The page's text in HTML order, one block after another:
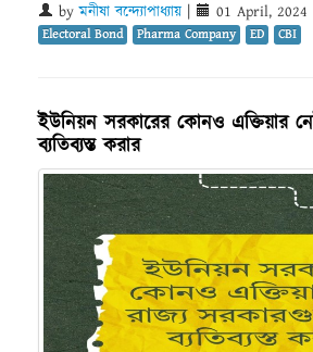
byমনীষা বন্দ্যোপাধ্যায় 01 April, 2024
Electoral Bond Pharma Company ED CBI
ইউনিয়ন সরকারের কোনও এক্তিয়ার
ব্যতিব্যস্ত করার